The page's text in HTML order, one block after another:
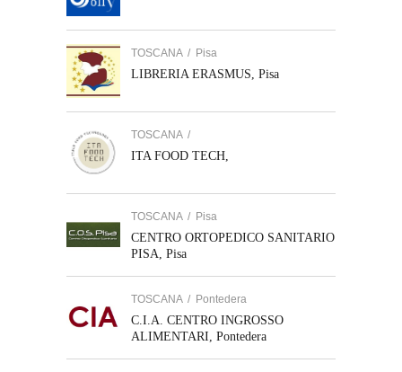
TOSCANA / Pisa
LIBRERIA ERASMUS, Pisa
TOSCANA /
ITA FOOD TECH,
TOSCANA / Pisa
CENTRO ORTOPEDICO SANITARIO
PISA, Pisa
TOSCANA / Pontedera
C.I.A. CENTRO INGROSSO
ALIMENTARI, Pontedera